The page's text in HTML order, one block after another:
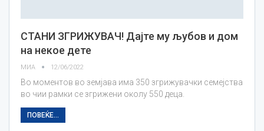
СТАНИ ЗГРИЖУВАЧ! Дајте му љубов и дом
на некое дете
МИА 12/06/2022
Во моментов во земјава има 350 згрижувачки семејства
во чии рамки се згрижени околу 550 деца.
ПОВЕЌЕ...